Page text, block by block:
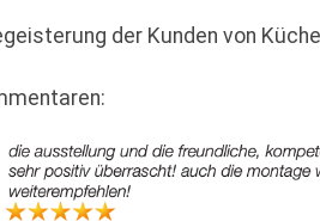
der Kunden von